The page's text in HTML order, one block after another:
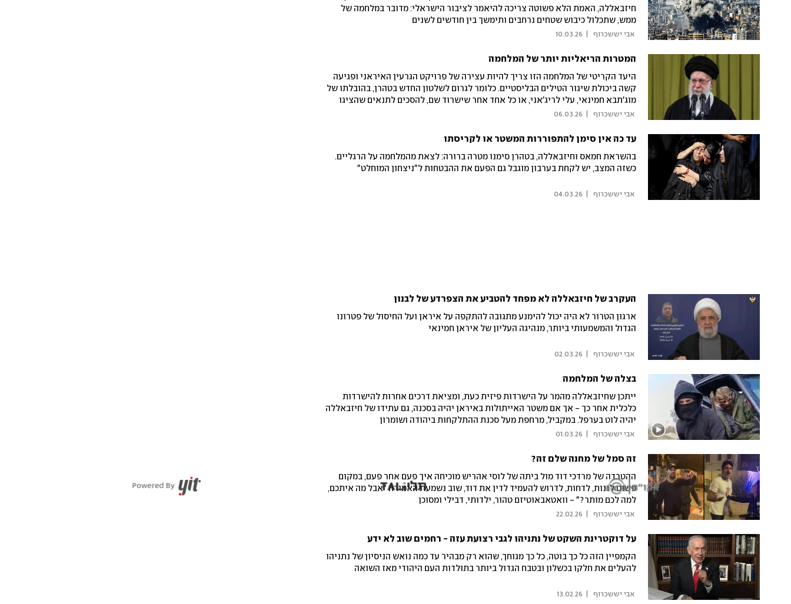
חיזבאללה, האמת הלא פשוטה צריכה להיאמר לציבור הישראלי: מדובר במלחמה של
ממש, שתכלול כיבוש שטחים נרחבים ותימשך בין חודשים לשנים
אבי יששכרוף 10.03.26
המטרות הריאליות יותר של המלחמה
היעד הקריטי של המלחמה הזו צריך להיות עצירה של פרויקט הגרעין האיראני ופגיעה
קשה ביכולת שיגור הטילים הבליסטיים. כלומר לגרום לשלטון החדש בטהרן, בהובלתו של
מוג'תבא חמינאי, עלי לריג'אני, או כל אחד אחר שישרוד שם, להסכים לתנאים שהציגו
שליחי טראמפ כבר בשיחות המוקדמות עם איראן
אבי יששכרוף 06.03.26
עד כה אין סימן להתפוררות המשטר או לקריסתו
בהשראת חמאס וחיזבאללה, בטהרן סימנו מטרה ברורה: לצאת מהמלחמה על הרגליים.
כשזה המצב, יש לקחת בערבון מוגבל גם הפעם את ההבטחות ל"ניצחון המוחלט"
אבי יששכרוף 04.03.26
העקרב של חיזבאללה לא מפחד להטביע את הצפרדע של לבנון
ארגון הטרור לא היה יכול להימנע מתגובה להתקפה על איראן ועל החיסול של פטרונו
הגדול והמשמעותי ביותר, מנהיגה העליון של איראן חמינאי
אבי יששכרוף 02.03.26
בצלה של המלחמה
ייתכן שחיזבאללה מהמר על הישרדות פיזית כעת, ומציאת דרכים אחרות להישרדות
כלכלית אחר כך - אך אם משטר האייתולות באיראן יהיה בסכנה, גם עתידו של חיזבאללה
יהיה לוט בערפל. במקביל, מרחפת מעל סכנת ההתלקחות ביהודה ושומרון
אבי יששכרוף 01.03.26
זה סמל של מחנה שלם זה?
ההטרדה של מרדכי דוד מול ביתה של לוסי אהריש מוכיחה איך פעם אחר פעם, במקום
פשוט לגנות, לדחות, לדרוש להעמיד לדין את דוד, שוב נשמעת האמירה "אבל מה איתכם,
למה לכם מותר?" - וואטאבאוטיזם טהור, ילדותי, דבילי ומסוכן
אבי יששכרוף 22.02.26
על דוקטרינת השקט של נתניהו לגבי רצועת עזה - רחמים שוב לא ידע
הקמפיין הזה כל כך בוטה, כל כך מגוחך, שהוא רק מבהיר עד כמה נואש הניסיון של נתניהו
להעלים את חלקו בכשלון ובטבח הגדול ביותר בתולדות העם היהודי מאז השואה
אבי יששכרוף 13.02.26